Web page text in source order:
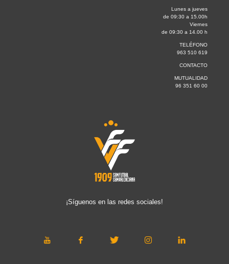
Lunes a jueves
de 09:30 a 15.00h
Viernes
de 09:30 a 14.00 h
TELÉFONO
963 510 619
CONTACTO
MUTUALIDAD
96 351 60 00
¡Síguenos en las redes sociales!